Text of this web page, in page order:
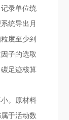
录单位统
统导出月
度至少到
子的选取
足迹核算
。原材料
于活动数